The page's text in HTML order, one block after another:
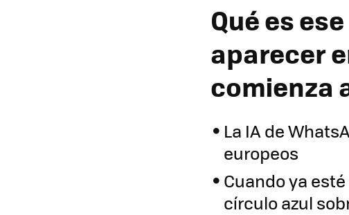
Qué es
aparecer
comienza
La IA de
europeos
Cuando ya
círculo azul